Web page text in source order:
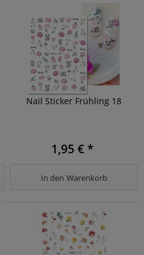
Nail Sticker Frühling 18
1,95 € *
In den Warenkorb